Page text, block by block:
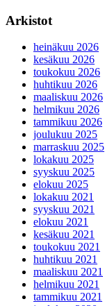
Arkistot
heinäkuu 2026
kesäkuu 2026
toukokuu 2026
huhtikuu 2026
maaliskuu 2026
helmikuu 2026
tammikuu 2026
joulukuu 2025
marraskuu 2025
lokakuu 2025
syyskuu 2025
elokuu 2025
lokakuu 2021
syyskuu 2021
elokuu 2021
kesäkuu 2021
toukokuu 2021
huhtikuu 2021
maaliskuu 2021
helmikuu 2021
tammikuu 2021